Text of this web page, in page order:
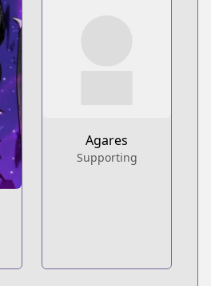
Agares
Supporting